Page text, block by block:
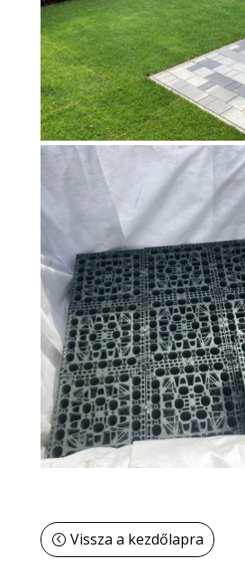
Vissza a kezdőlapra